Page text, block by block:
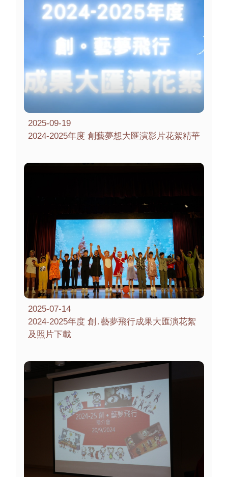
2025-09-19
2024-2025年度 創藝夢想大匯演影片花絮精華
2025-07-14
2024-2025年度 創․藝夢飛行成果大匯演花絮
及照片下載